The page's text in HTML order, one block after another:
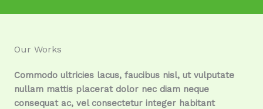
Our Works
Commodo ultricies lacus, faucibus nisl, ut vulputate
nullam mattis placerat dolor nec diam neque
consequat ac, vel consectetur integer habitant